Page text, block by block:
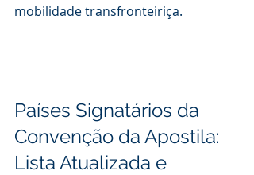
mobilidade transfronteiriça.
Países Signatários da
Convenção da Apostila:
Lista Atualizada e